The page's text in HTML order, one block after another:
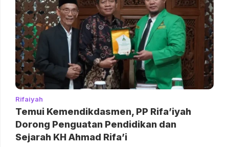
Rifaiyah
Temui Kemendikdasmen, PP Rifa’iyah
Dorong Penguatan Pendidikan dan
Sejarah KH Ahmad Rifa’i